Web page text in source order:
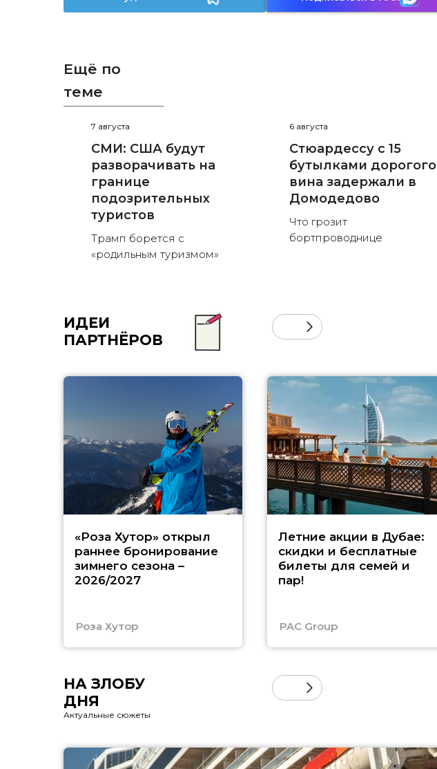
Ещё по
теме
7 августа
СМИ: США будут
разворачивать на
границе
подозрительных
туристов
Трамп борется с
«родильным туризмом»
6 августа
Стюардессу с 15
бутылками дорогого
вина задержали в
Домодедово
Что грозит
бортпроводнице
ИДЕИ
ПАРТНЁРОВ
«Роза Хутор» открыл
раннее бронирование
зимнего сезона –
2026/2027
Роза Хутор
Летние акции в Дубае:
скидки и бесплатные
билеты для семей и
пар!
PAC Group
НА ЗЛОБУ
ДНЯ
Актуальные сюжеты